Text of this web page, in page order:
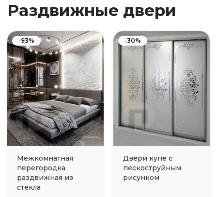
Раздвижные двери
-93%
Межкомнатная
перегородка
раздвижная из
стекла
-30%
Двери купе с
пескоструйным
рисунком